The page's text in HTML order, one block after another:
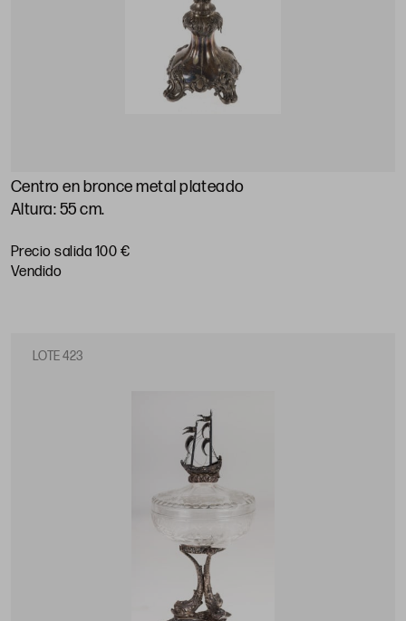
Centro en bronce metal plateado
Altura: 55 cm.
Precio salida 100 €
vendido
LOTE 423